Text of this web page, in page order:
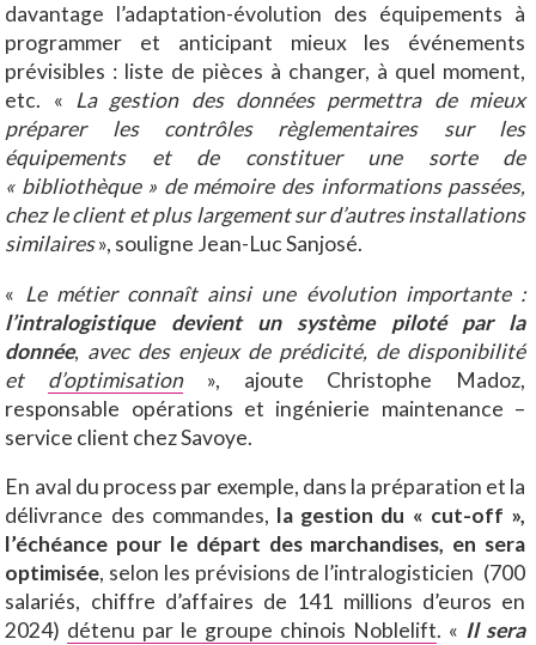
davantage l’adaptation-évolution des équipements à
programmer et anticipant mieux les événements
prévisibles : liste de pièces à changer, à quel moment,
etc. « La gestion des données permettra de mieux
préparer les contrôles règlementaires sur les
équipements et de constituer une sorte de
« bibliothèque » de mémoire des informations passées,
chez le client et plus largement sur d’autres installations
similaires», souligne Jean-Luc Sanjosé.
« Le métier connaît ainsi une évolution importante :
l’intralogistique devient un système piloté par la
donnée, avec des enjeux de prédicité, de disponibilité
et d’optimisation
», ajoute Christophe Madoz,
responsable opérations et ingénierie maintenance –
service client chez Savoye.
En aval du process par exemple, dans la préparation et la
délivrance des commandes, la gestion du « cut-off »,
l’échéance pour le départ des marchandises, en sera
optimisée, selon les prévisions de l’intralogisticien (700
salariés, chiffre d’affaires de 141 millions d’euros en
2024) détenu par le groupe chinois Noblelift. « Il sera